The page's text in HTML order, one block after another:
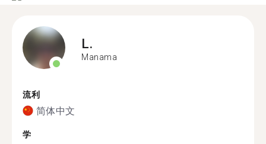
L.
Manama
流利
简体中文
学